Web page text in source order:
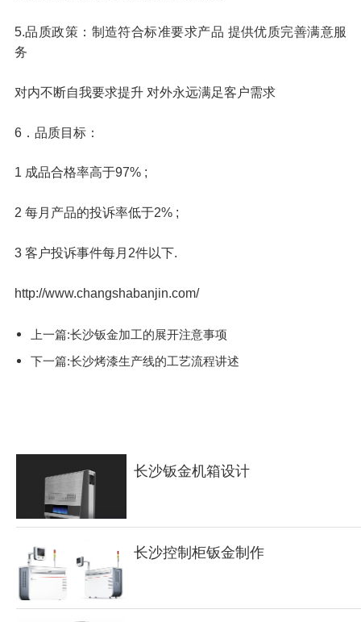
5.品质政策：制造符合标准要求产品 提供优质完善满意服
务
对内不断自我要求提升 对外永远满足客户需求
6．品质目标：
1 成品合格率高于97% ;
2 每月产品的投诉率低于2% ;
3 客户投诉事件每月2件以下.
http://www.changshabanjin.com/
上一篇:长沙钣金加工的展开注意事项
下一篇:长沙烤漆生产线的工艺流程讲述
长沙钣金机箱设计
长沙控制柜钣金制作